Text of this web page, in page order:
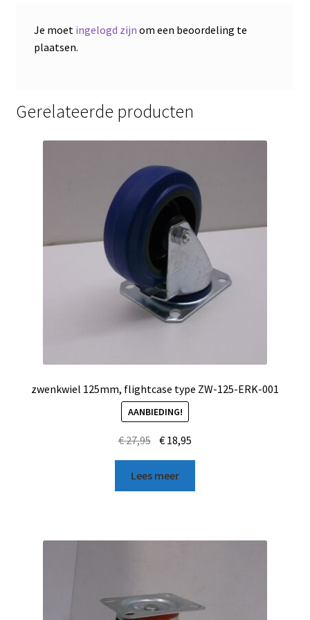
Je moet ingelogd zijn om een beoordeling te
plaatsen.
Gerelateerde producten
zwenkwiel 125mm, flightcase type ZW-125-ERK-001
AANBIEDING!
€27,95 € 18,95
Lees meer